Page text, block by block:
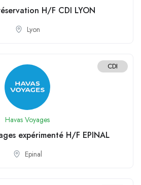
H/F CDI LYON
Lyon
CDI
Havas Voyages
expérimenté H/F EPINAL
Epinal